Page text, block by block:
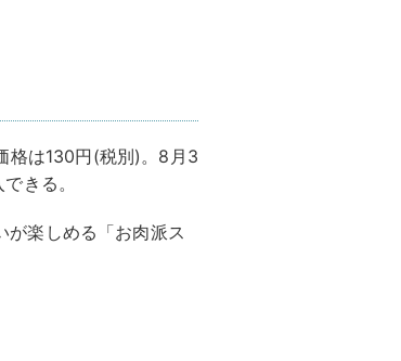
格は130円(税別)。8月3
きる。
が楽しめる「お肉派ス